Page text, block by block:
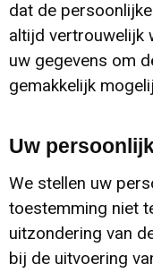
Paraplu's
Persoonlijke
Schrijfwaren
Sleutelhangers
Snoepgoed
Aktetassen
Goodiebags
Trolleys
Papieren tassen
Caps, Hoeden
Bodywarmers
Overhemden
Regenkleding
Polo's
Bodywarmers
Sweaters
Broeken
Vesten
Schoenen
Ondergoed en
dat de
altijd vertrouwelijk
uw gegevens om
gemakkelijk
Uw
We stellen uw
toestemming niet
uitzondering van
bij de uitvoering